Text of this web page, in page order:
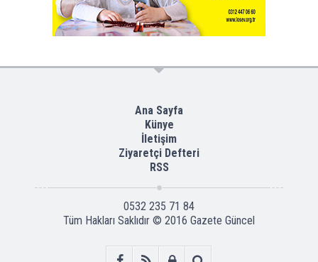
Ana Sayfa
Künye
İletişim
Ziyaretçi Defteri
RSS
0532 235 71 84
Tüm Hakları Saklıdır © 2016 Gazete Güncel